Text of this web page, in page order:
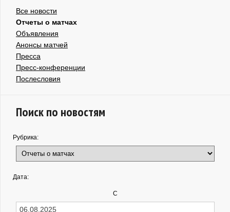
Все новости
Отчеты о матчах
Объявления
Анонсы матчей
Пресса
Пресс-конференции
Послесловия
Поиск по новостям
Рубрика:
Дата:
С